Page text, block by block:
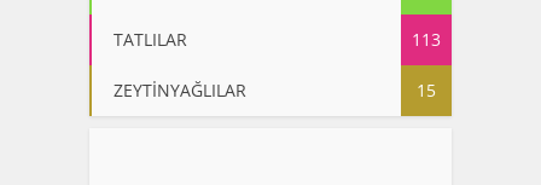
TATLILAR 113
ZEYTİNYAĞLILAR 15